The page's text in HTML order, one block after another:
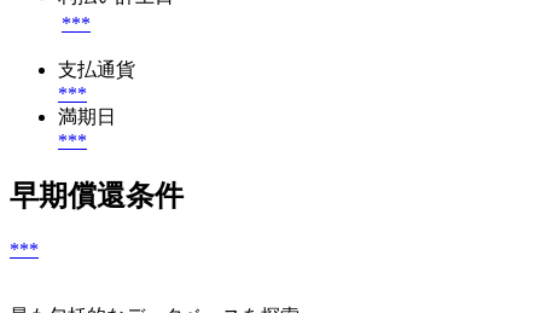
***
支払通貨
***
満期日
***
早期償還条件
***